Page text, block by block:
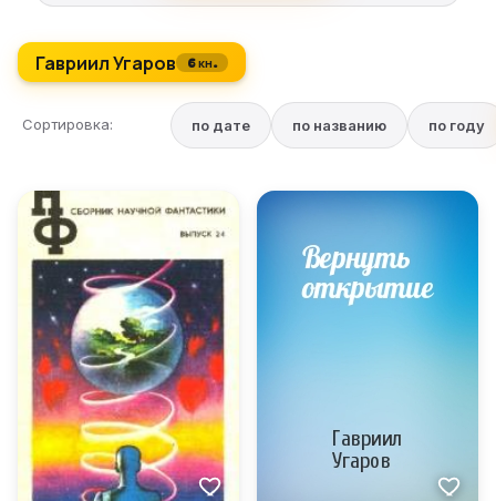
Гавриил Угаров 6 кн.
Сортировка: по дате по названию по году